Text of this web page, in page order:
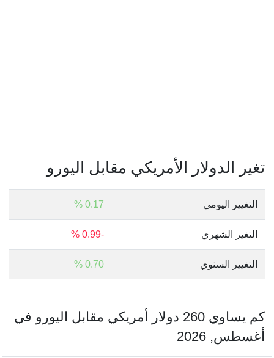
تغير الدولار الأمريكي مقابل اليورو
التغيير اليومي 0.17 %
التغير الشهري -0.99 %
التغيير السنوي 0.70 %
كم يساوي 260 دولار أمريكي مقابل اليورو في
أغسطس, 2026